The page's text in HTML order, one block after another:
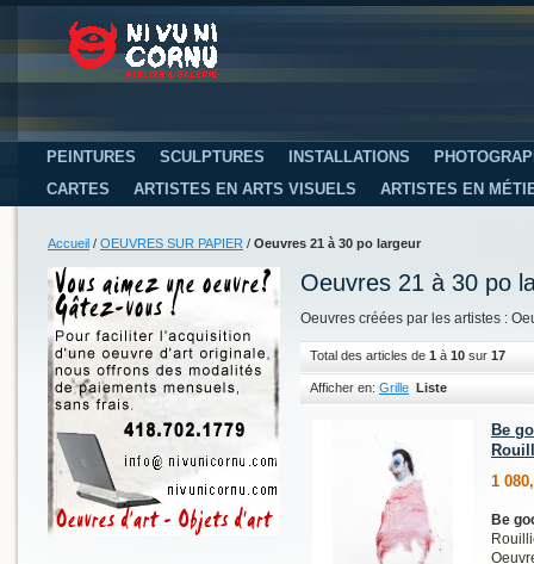
PEINTURES SCULPTURES INSTALLATIONS
CARTES
ARTISTES EN ARTS VISUELS ARTISTES EN
Accueil / OEUVRES SUR PAPIER / Oeuvres 21 à 30 po largeur
Oeuvres 21 à 30 po
Oeuvres créées par les artistes :
Total des articles de 1 à 10 sur 17
Afficher en: Grille Liste
Be
1
Be